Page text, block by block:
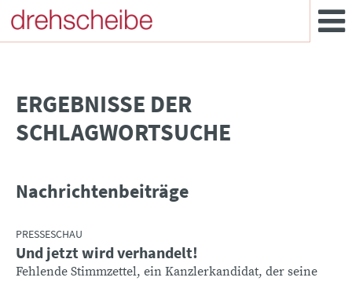
­ERGEBNISSE DER
SCHLAGWORTSUCHE
Nachrichtenbeiträge
PRESSESCHAU
Und jetzt wird verhandelt!
Fehlende Stimmzettel, ein Kanzlerkandidat, der seine